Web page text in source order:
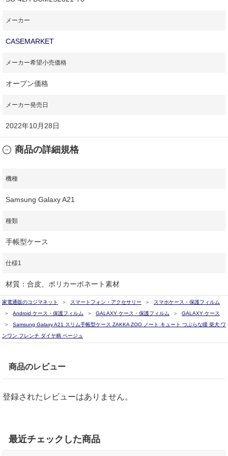
メーカー
CASEMARKET
メーカー希望小売価格
オープン価格
メーカー発売日
2022年10月28日
商品の詳細規格
機種
Samsung Galaxy A21
種類
手帳型ケース
仕様1
材質：合皮、ポリカーボネート素材
家電通販のコジマネット スマートフォン・アクセサリー
スマホケース・保護フィルム
Android ケース・保護フィルム
GALAXY ケース・保護フィルム
GALAXY ケース
Samsung Galaxy A21 スリム手帳型ケース ZAKKA ZOO ノート キュート つぶらな瞳 柴犬 ワ
ンワン フレンチ ダイヤ柄 ベージュ
商品のレビュー
登録されたレビューはありません。
最近チェックした商品